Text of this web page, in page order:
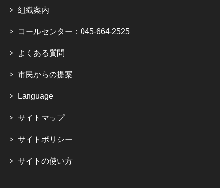
組織案内
コールセンター：045-664-2525
よくある質問
市民からの提案
Language
サイトマップ
サイトポリシー
サイトの使い方